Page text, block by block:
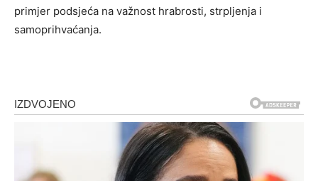
primjer podsjeća na važnost hrabrosti, strpljenja i
samoprihvaćanja.